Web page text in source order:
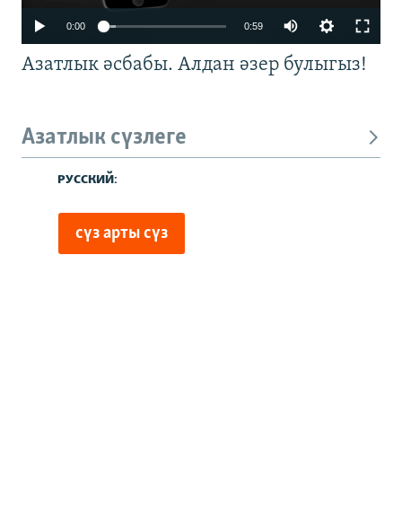
0:00 0:59
Азатлык әсбабы. Алдан әзер булыгыз!
Азатлык сүзлеге